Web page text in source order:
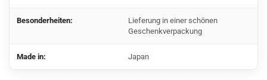
Besonderheiten:
Lieferung in einer schönen
Geschenkverpackung
Made in: Japan